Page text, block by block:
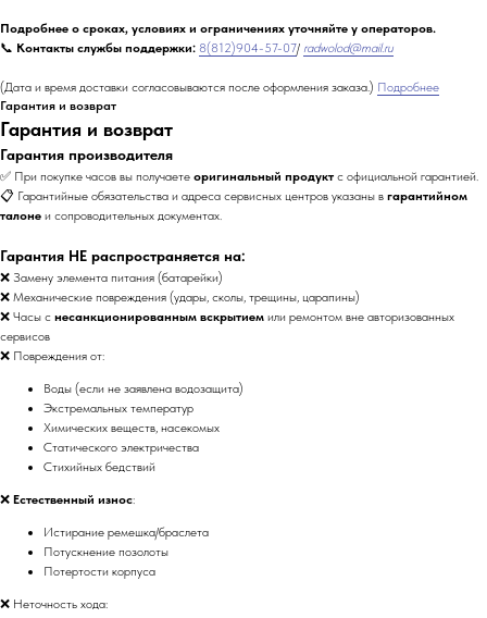
Подробнее о сроках, условиях и ограничениях уточняйте у операторов.
📞 Контакты службы поддержки: 8(812)904-57-07/ radwolod@mail.ru
(Дата и время доставки согласовываются после оформления заказа.) Подробнее
Гарантия и возврат
Гарантия и возврат
Гарантия производителя
✅ При покупке часов вы получаете оригинальный продукт с официальной гарантией.
📋 Гарантийные обязательства и адреса сервисных центров указаны в гарантийном
талоне и сопроводительных документах.
Гарантия НЕ распространяется на:
❌ Замену элемента питания (батарейки)
❌ Механические повреждения (удары, сколы, трещины, царапины)
❌ Часы с несанкционированным вскрытием или ремонтом вне авторизованных
сервисов
❌ Повреждения от:
Воды (если не заявлена водозащита)
Экстремальных температур
Химических веществ, насекомых
Статического электричества
Стихийных бедствий
❌ Естественный износ:
Истирание ремешка/браслета
Потускнение позолоты
Потертости корпуса
❌ Неточность хода: